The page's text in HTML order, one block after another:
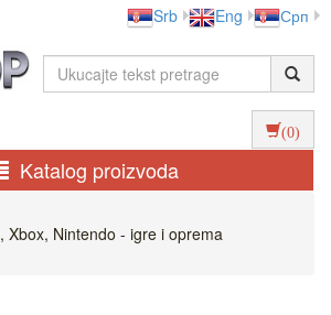
Srb Eng Срп
(0)
Katalog proizvoda
Xbox, Nintendo - igre i oprema